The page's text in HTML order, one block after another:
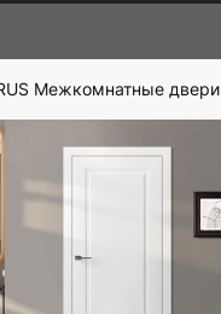
Межкомнатные двери